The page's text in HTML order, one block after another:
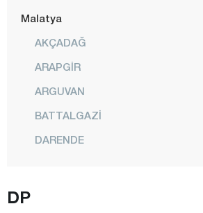
Malatya
AKÇADAĞ
ARAPGİR
ARGUVAN
BATTALGAZİ
DARENDE
DP